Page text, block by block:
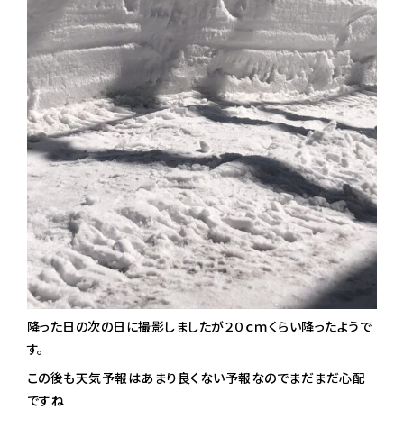
降った日の次の日に撮影しましたが２０ｃｍくらい降ったようで
す。
この後も天気予報はあまり良くない予報なのでまだまだ心配
ですね